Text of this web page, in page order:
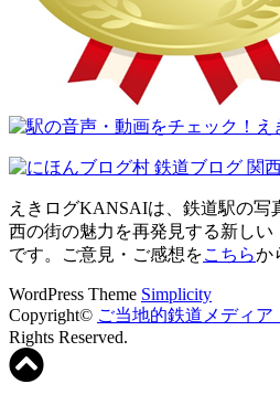
えきログKANSAIは、鉄道駅の写
西の街の魅力を再発見する新しい
です。ご意見・ご感想をこちらか
WordPress Theme Simplicity
Copyright© ご当地的鉄道メディ
Rights Reserved.